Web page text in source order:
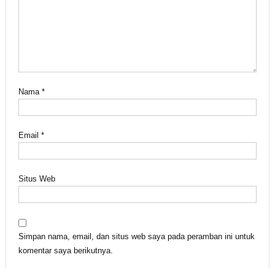
Nama *
Email *
Situs Web
Simpan nama, email, dan situs web saya pada peramban ini untuk
komentar saya berikutnya.